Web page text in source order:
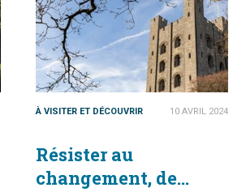
À VISITER ET DÉCOUVRIR 10 AVRIL 2024
Résister au
changement, de